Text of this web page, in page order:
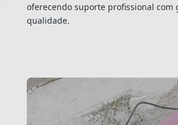
oferecendo suporte profissional com
qualidade.